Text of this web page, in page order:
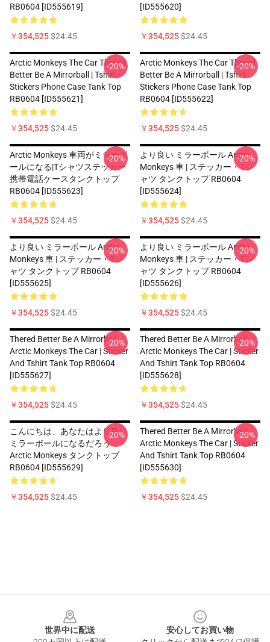
RB0604 [ID555619]
￥354,525$24.45
[ID555620]
￥354,525$24.45
Arctic Monkeys The Car Thered
Better Be A Mirrorball | Tshirt
Stickers Phone Case Tank Top
RB0604 [ID555621]
￥354,525$24.45
-20%
Arctic Monkeys The Car Thered
Better Be A Mirrorball | Tshirt
Stickers Phone Case Tank Top
RB0604 [ID555622]
￥354,525$24.45
-20%
Arctic Monkeys 車両がミラーボ
ールになる|Tシャツステッカー
携帯電話ケースタンクトップ
RB0604 [ID555623]
￥354,525$24.45
-20%
より良い ミラーボール Arctic
Monkeys 車 | ステッカー・Tシ
ャツ タンクトップ RB0604
[ID555624]
￥354,525$24.45
-20%
より良い ミラーボール Arctic
Monkeys 車 | ステッカー・Tシ
ャツ タンクトップ RB0604
[ID555625]
￥354,525$24.45
-20%
より良い ミラーボール Arctic
Monkeys 車 | ステッカー・Tシ
ャツ タンクトップ RB0604
[ID555626]
￥354,525$24.45
-20%
Thered Better Be A Mirrorball
Arctic Monkeys The Car | Sticker
And Tshirt Tank Top RB0604
[ID555627]
￥354,525$24.45
-20%
Thered Better Be A Mirrorball
Arctic Monkeys The Car | Sticker
And Tshirt Tank Top RB0604
[ID555628]
￥354,525$24.45
-20%
こんにちは、あなたはより良い
ミラーボールになるだろう
Arctic Monkeys タンクトップ
RB0604 [ID555629]
￥354,525$24.45
-20%
Thered Better Be A Mirrorball
Arctic Monkeys The Car | Sticker
And Tshirt Tank Top RB0604
[ID555630]
￥354,525$24.45
-20%
世界中に配送
安心してお買い物